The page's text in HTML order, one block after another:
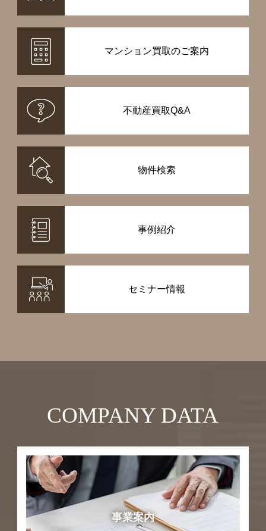
マンション買取のご案内
不動産買取Q&A
物件検索
事例紹介
セミナー情報
COMPANY DATA
事業案内